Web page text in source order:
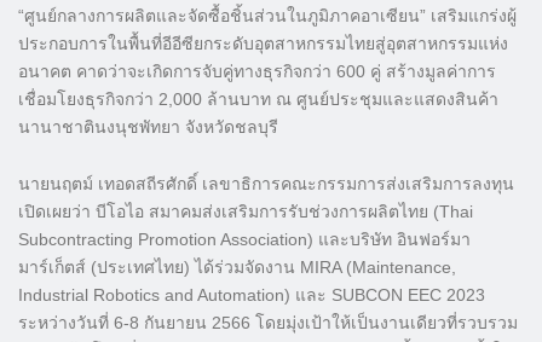
“ศูนย์กลางการผลิตและจัดซื้อชิ้นส่วนในภูมิภาคอาเซียน” เสริมแกร่งผู้
ประกอบการในพื้นที่อีอีซียกระดับอุตสาหกรรมไทยสู่อุตสาหกรรมแห่ง
อนาคต คาดว่าจะเกิดการจับคู่ทางธุรกิจกว่า 600 คู่ สร้างมูลค่าการ
เชื่อมโยงธุรกิจกว่า 2,000 ล้านบาท ณ ศูนย์ประชุมและแสดงสินค้า
นานาชาตินงนุชพัทยา จังหวัดชลบุรี
นายนฤตม์ เทอดสถีรศักดิ์ เลขาธิการคณะกรรมการส่งเสริมการลงทุน
เปิดเผยว่า บีโอไอ สมาคมส่งเสริมการรับช่วงการผลิตไทย (Thai
Subcontracting Promotion Association) และบริษัท อินฟอร์มา
มาร์เก็ตส์ (ประเทศไทย) ได้ร่วมจัดงาน MIRA (Maintenance,
Industrial Robotics and Automation) และ SUBCON EEC 2023
ระหว่างวันที่ 6-8 กันยายน 2566 โดยมุ่งเป้าให้เป็นงานเดียวที่รวบรวม